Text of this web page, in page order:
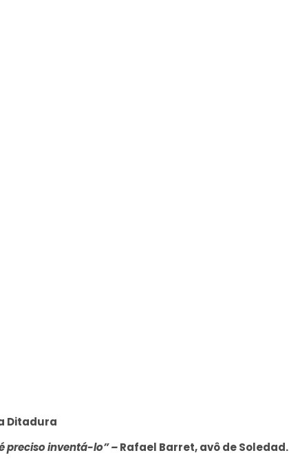
Ditadura
preciso inventá-lo” –Rafael Barret, avô de Soledad.